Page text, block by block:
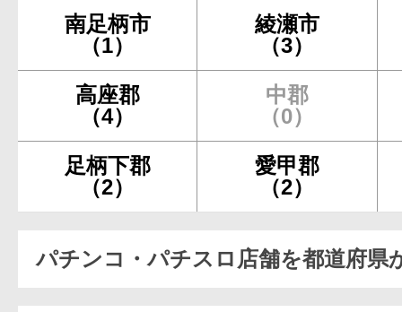
南足柄市
（1）
綾瀬市
（3）
高座郡
（4）
中郡
（0）
足柄下郡
（2）
愛甲郡
（2）
パチンコ・パチスロ店舗を都道府県